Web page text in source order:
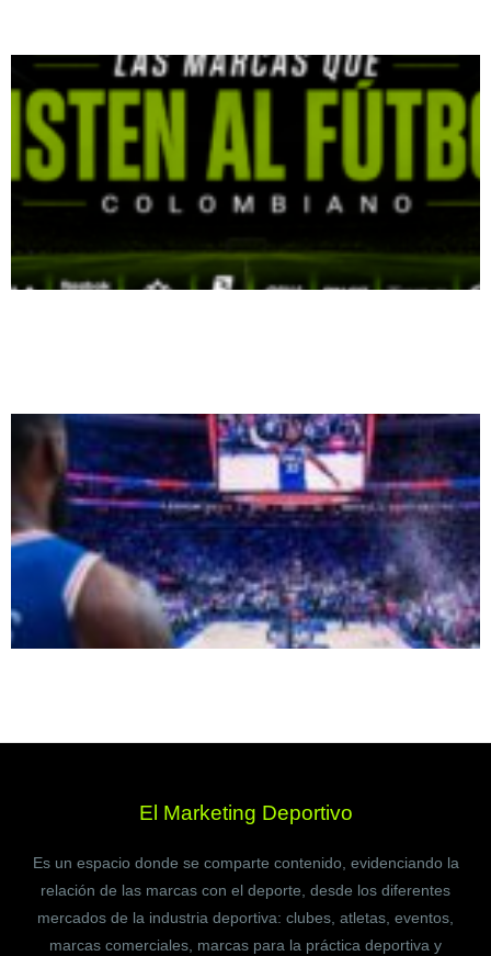
El Marketing Deportivo
Es un espacio donde se comparte contenido, evidenciando la
relación de las marcas con el deporte, desde los diferentes
mercados de la industria deportiva: clubes, atletas, eventos,
marcas comerciales, marcas para la práctica deportiva y